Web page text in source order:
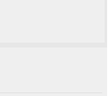
sus amigos.